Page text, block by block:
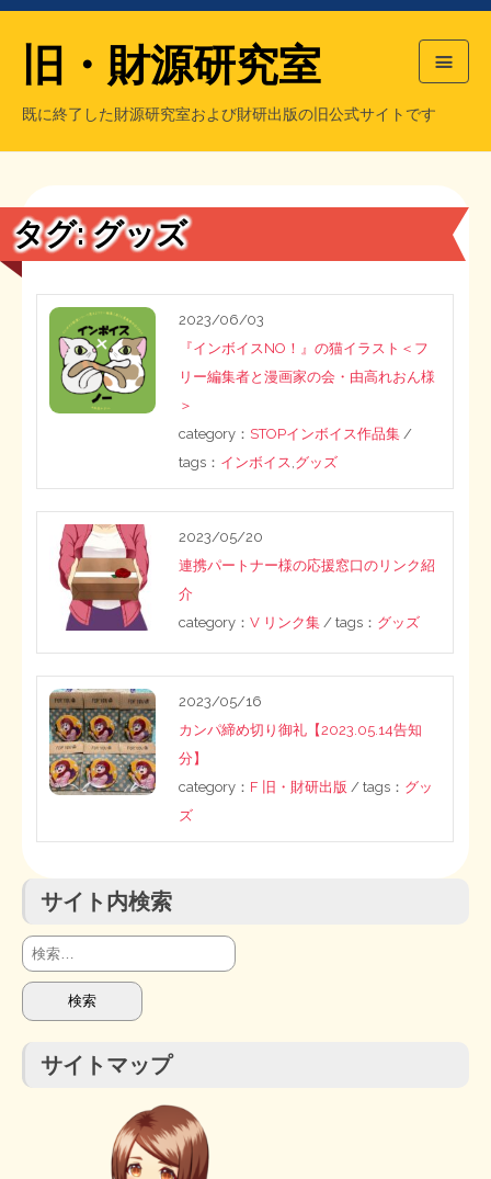
【国の、本当の】財源チラシ／旧・財源研究室
もっと知りたい方へ
STOPインボイス作品集
たかの経世済民イラスト集
旧・財源研究室
既に終了した財源研究室および財研出版の旧公式サイトです
旧・財源研究室について
チラシ発行部数
旧・財研出版について
タグ:グッズ
2023/06/03
『インボイスNO！』の猫イラスト＜フ
リー編集者と漫画家の会・由高れおん様
＞
category： STOPインボイス作品集 /
tags： インボイス,グッズ
2023/05/20
連携パートナー様の応援窓口のリンク紹
介
category：V リンク集 / tags： グッズ
2023/05/16
カンパ締め切り御礼【2023.05.14告知
分】
category： F 旧・財研出版 / tags： グッ
ズ
サイト内検索
検
索:
サイトマップ